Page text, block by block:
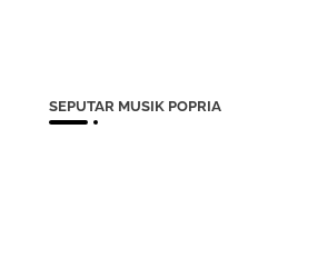
SEPUTAR MUSIK POPRIA